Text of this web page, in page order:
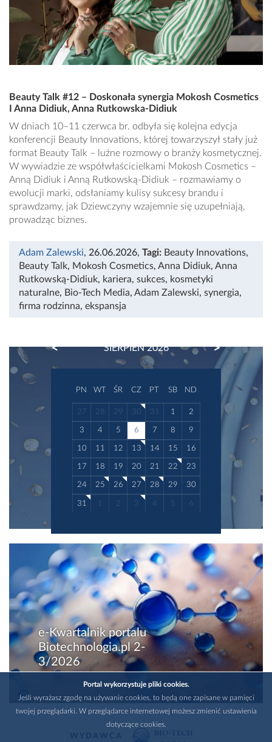
Beauty Talk #12 – Doskonała synergia Mokosh Cosmetics
I Anna Didiuk, Anna Rutkowska-Didiuk
W dniach 10–11 czerwca br. odbyła się kolejna edycja
konferencji Beauty Innovations, której towarzyszył stały już
format Beauty Talk – luźne rozmowy o branży kosmetycznej.
W wywiadzie ze współwłaścicielkami Mokosh Cosmetics –
Anną Didiuk i Anną Rutkowską-Didiuk – rozmawiamy o
ewolucji marki, odsłaniamy kulisy sukcesy brandu i
sprawdzamy, jak Dziewczyny wzajemnie się uzupełniają,
prowadząc biznes.
Adam Zalewski, 26.06.2026, Tagi: Beauty Innovations,
Beauty Talk, Mokosh Cosmetics, Anna Didiuk, Anna
Rutkowską-Didiuk, kariera, sukces, kosmetyki
naturalne, Bio-Tech Media, Adam Zalewski, synergia,
firma rodzinna, ekspansja
SIERPIEŃ 2026
PREVIOUS NEXT
PN WT ŚR CZ PT SB ND
27 28 29 30 31 1 2
3 4 5 6 7 8 9
10 11 12 13 14 15 16
17 18 19 20 21 22 23
24 25 26 27 28 29 30
31 1 2 3 4 5 6
e-Kwartalnik portalu
Biotechnologia.pl 2-
3/2026
Portal wykorzystuje pliki cookies.
Jeśli wyrażasz zgodę na używanie cookies, to będą one zapisane w pamięci
twojej przeglądarki. W przeglądarce internetowej możesz zmienić ustawienia
dotyczące cookies.